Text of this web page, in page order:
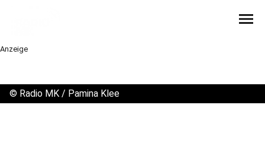
menu
Anzeige
© Radio MK / Pamina Klee